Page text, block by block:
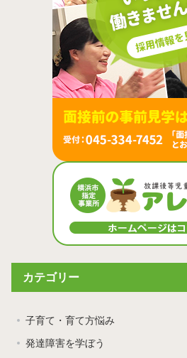
カテゴリー
子育て・育て方悩み
発達障害を学ぼう